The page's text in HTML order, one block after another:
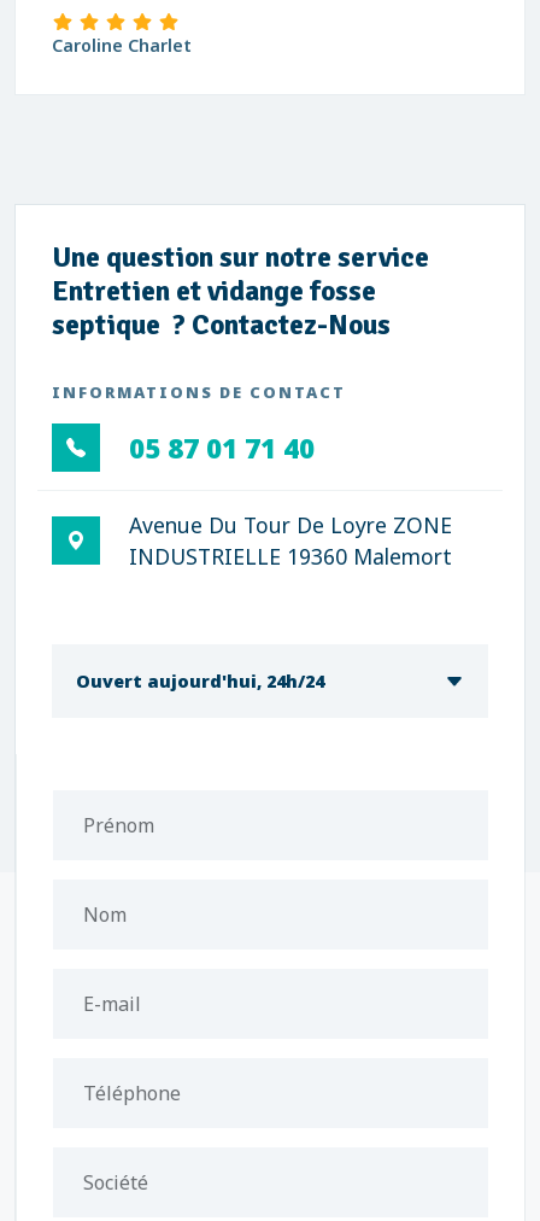
Caroline Charlet
Une question sur notre service
Entretien et vidange fosse
septique ? Contactez-Nous
INFORMATIONS DE CONTACT
05 87 01 71 40
Avenue Du Tour De Loyre ZONE
INDUSTRIELLE 19360 Malemort
Ouvert aujourd'hui, 24h/24
Prénom
Nom
E-mail
Téléphone
Société